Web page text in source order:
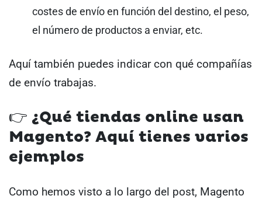
costes de envío en función del destino, el peso,
el número de productos a enviar, etc.
Aquí también puedes indicar con qué compañías
de envío trabajas.
👉 ¿Qué tiendas online usan
Magento? Aquí tienes varios
ejemplos
Como hemos visto a lo largo del post, Magento